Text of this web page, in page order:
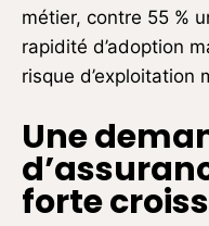
métier, contre 55 %
rapidité d’adoption
risque d’exploitation
Une
forte